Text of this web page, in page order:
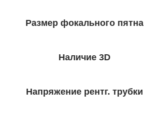
Размер фокального пятна
Наличие 3D
Напряжение рентг. трубки